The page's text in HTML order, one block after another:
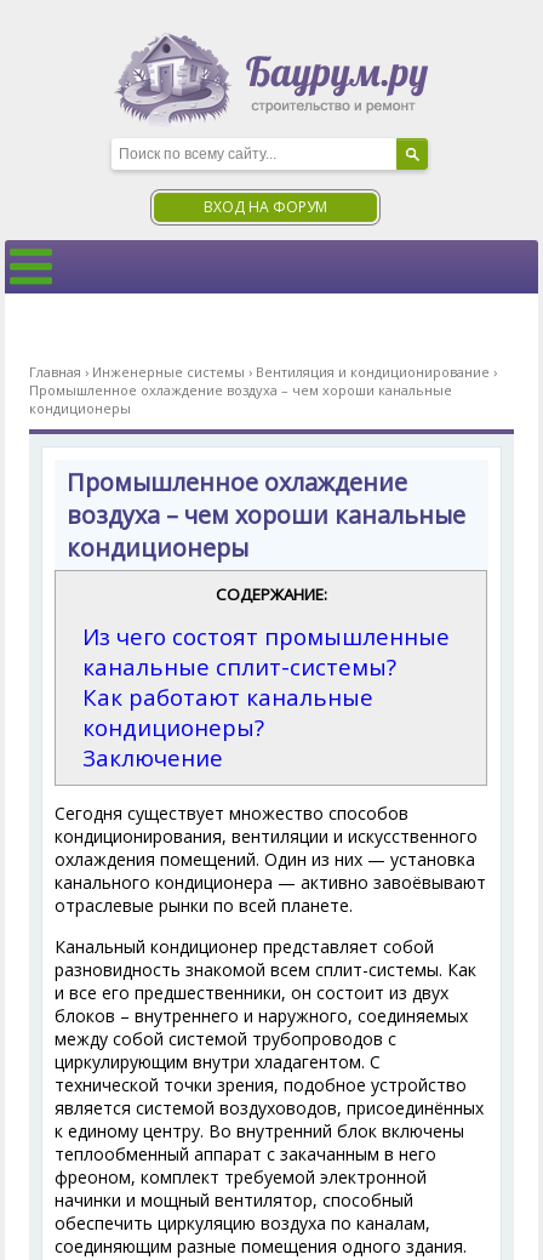
ВХОД НА ФОРУМ
Главная › Инженерные системы › Вентиляция и кондиционирование ›
Промышленное охлаждение воздуха – чем хороши канальные
кондиционеры
Промышленное охлаждение
воздуха – чем хороши канальные
кондиционеры
СОДЕРЖАНИЕ:
Из чего состоят промышленные
канальные сплит-системы?
Как работают канальные
кондиционеры?
Заключение
Сегодня существует множество способов
кондиционирования, вентиляции и искусственного
охлаждения помещений. Один из них — установка
канального кондиционера — активно завоёвывают
отраслевые рынки по всей планете.
Канальный кондиционер представляет собой
разновидность знакомой всем сплит-системы. Как
и все его предшественники, он состоит из двух
блоков – внутреннего и наружного, соединяемых
между собой системой трубопроводов с
циркулирующим внутри хладагентом. С
технической точки зрения, подобное устройство
является системой воздуховодов, присоединённых
к единому центру. Во внутренний блок включены
теплообменный аппарат с закачанным в него
фреоном, комплект требуемой электронной
начинки и мощный вентилятор, способный
обеспечить циркуляцию воздуха по каналам,
соединяющим разные помещения одного здания.